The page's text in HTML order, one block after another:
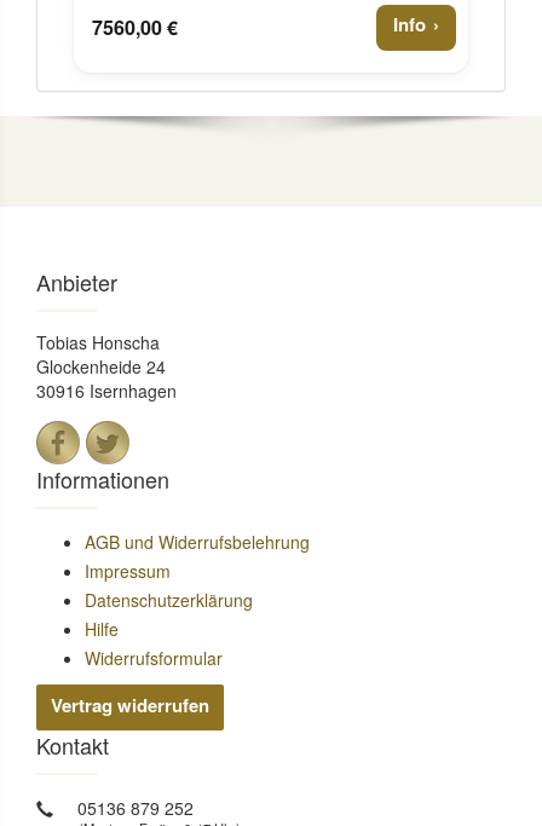
7560,00 € Info
Anbieter
Tobias Honscha
Glockenheide 24
30916 Isernhagen
Informationen
AGB und Widerrufsbelehrung
Impressum
Datenschutzerklärung
Hilfe
Widerrufsformular
Vertrag widerrufen
Kontakt
05136 879 252